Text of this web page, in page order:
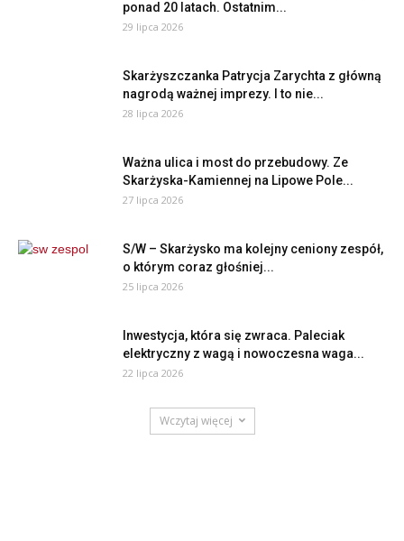
ponad 20 latach. Ostatnim...
29 lipca 2026
Skarżyszczanka Patrycja Zarychta z główną
nagrodą ważnej imprezy. I to nie...
28 lipca 2026
Ważna ulica i most do przebudowy. Ze
Skarżyska-Kamiennej na Lipowe Pole...
27 lipca 2026
S/W – Skarżysko ma kolejny ceniony zespół,
o którym coraz głośniej...
25 lipca 2026
Inwestycja, która się zwraca. Paleciak
elektryczny z wagą i nowoczesna waga...
22 lipca 2026
Wczytaj więcej